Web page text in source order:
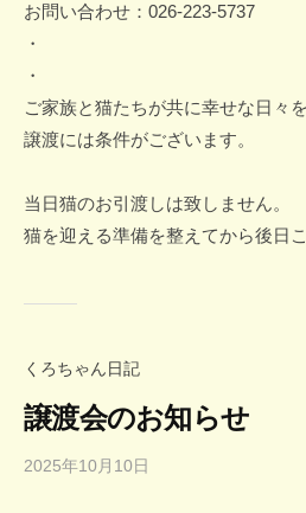
お問い合わせ：026-223-5737
・
・
ご家族と猫たちが共に幸せな日々
譲渡には条件がございます。
当日猫のお引渡しは致しません。
猫を迎える準備を整えてから後日
くろちゃん日記
譲渡会のお知らせ
2025年10月10日